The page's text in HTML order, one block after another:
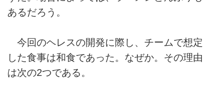
あるだろう。
今回のヘレスの開発に際し、チームで想定
した食事は和食であった。なぜか。その理由
は次の2つである。